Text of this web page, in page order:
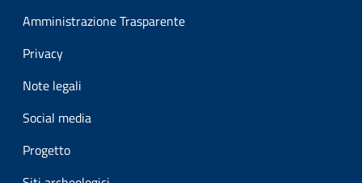
Amministrazione Trasparente
Privacy
Note legali
Social media
Progetto